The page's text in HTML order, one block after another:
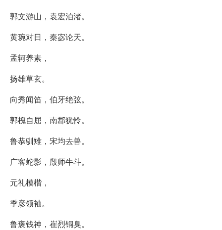
郭文游山，袁宏泊渚。
黄琬对日，秦宓论天。
孟轲养素，
扬雄草玄。
向秀闻笛，伯牙绝弦。
郭槐自屈，南郡犹怜。
鲁恭驯雉，宋均去兽。
广客蛇影，殷师牛斗。
元礼模楷，
季彦领袖。
鲁褒钱神，崔烈铜臭。